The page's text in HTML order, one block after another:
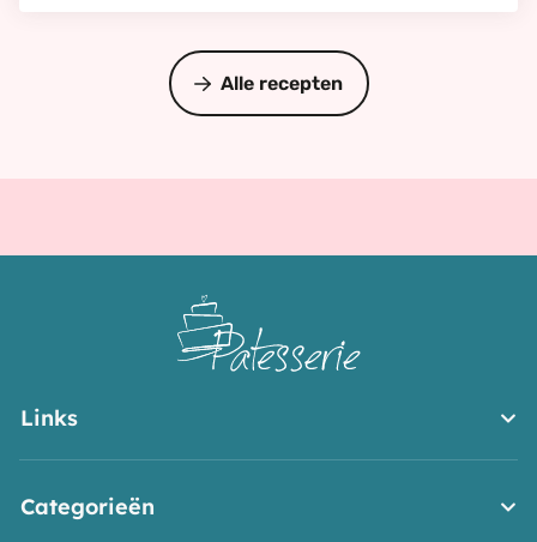
Alle recepten
Links
Categorieën